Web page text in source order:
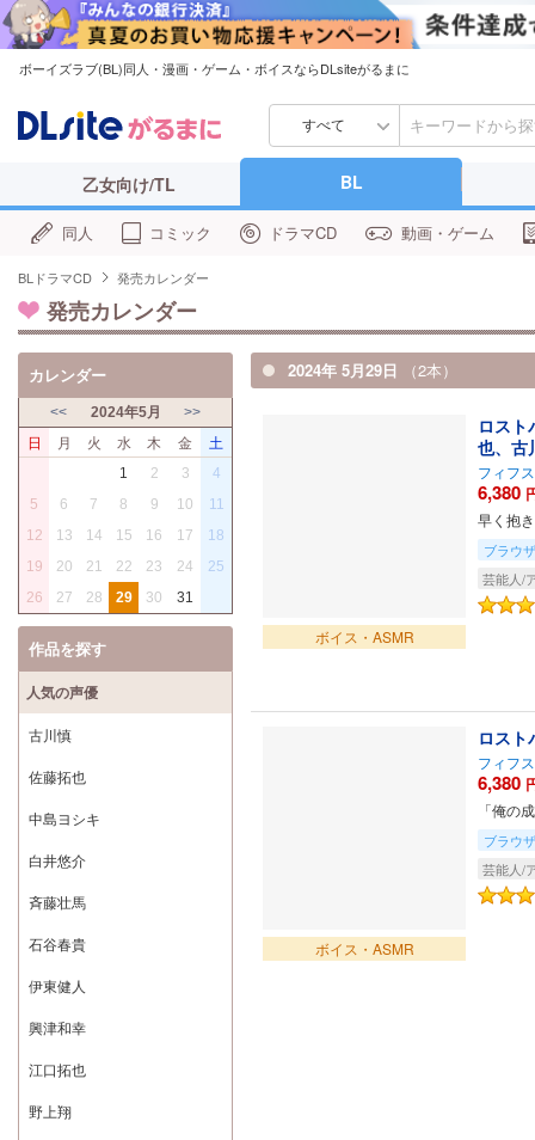
ボーイズラブ(BL)同人・漫画・ゲーム・ボイスならDLsiteがるまに
すべて
乙女向け/TL BL
同人 コミック ドラマCD 動画・ゲーム
BLドラマCD 発売カレンダー
発売カレンダー
2024年 5月29日 （2本）
ボイス・ASMR
ロスト
也、古
フィフ
6,380
早く抱
ブラウ
芸能人/
ボイス・ASMR
ロス
フィフ
6,380
「俺の
ブラウ
芸能人/
カレンダー
<< 2024年5月 >>
日 月 火 水 木 金 土
1 2 3
4
5
6 7 8 9 10
11
12
13 14 15 16 17
18
19
20 21 22 23 24
25
26
27 28 29 30 31
作品を探す
人気の声優
古川慎
佐藤拓也
中島ヨシキ
白井悠介
斉藤壮馬
石谷春貴
伊東健人
興津和幸
江口拓也
野上翔